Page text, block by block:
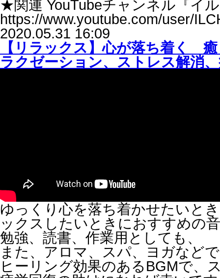
★関連 YouTubeチャンネル『イ
https://www.youtube.com/user/
2020.05.31 16:09
【リラックス】心が落ち着く
ラクゼーション、ストレス解消
ゆっくり心を落ち着かせたいと
ックスしたいときにおすすめの
勉強、読書、作業用としても、
また、アロマ、スパ、ヨガなど
ヒーリング効果のあるBGMで、